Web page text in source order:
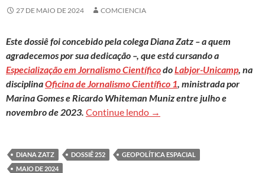
27 DE MAIO DE 2024 COMCIENCIA
Este dossiê foi concebido pela colega Diana Zatz – a quem
agradecemos por sua dedicação –, que está cursando a
Especialização em Jornalismo CientíficodoLabjor-Unicamp, na
disciplinaOficina de Jornalismo Científico 1, ministrada por
Marina Gomes e Ricardo Whiteman Muniz entre julho e
novembro de 2023. Continue lendo Clique aqui para acessar o
→
DIANA ZATZ DOSSIÊ 252
GEOPOLÍTICA ESPACIAL
MAIO DE 2024